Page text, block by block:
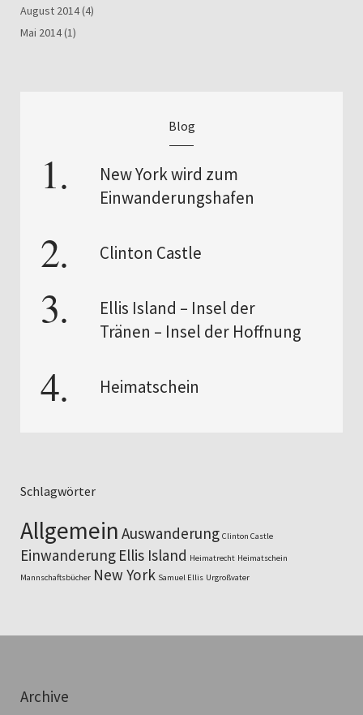
August 2014(4)
Mai 2014(1)
Blog
New York wird zum
Einwanderungshafen
Clinton Castle
Ellis Island – Insel der
Tränen – Insel der Hoffnung
Heimatschein
Schlagwörter
Allgemein Auswanderung Clinton Castle
Einwanderung Ellis Island Heimatrecht Heimatschein
Mannschaftsbücher New York Samuel Ellis Urgroßvater
Archive